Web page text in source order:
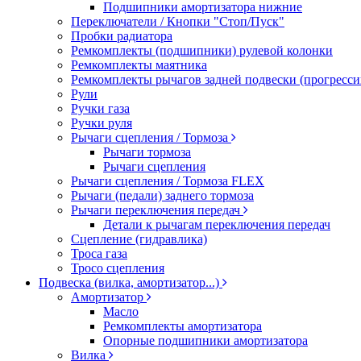
Подшипники амортизатора нижние
Переключатели / Кнопки "Стоп/Пуск"
Пробки радиатора
Ремкомплекты (подшипники) рулевой колонки
Ремкомплекты маятника
Ремкомплекты рычагов задней подвески
Рули
Ручки газа
Ручки руля
Рычаги сцепления / Тормоза
Рычаги тормоза
Рычаги сцепления
Рычаги сцепления / Тормоза FLEX
Рычаги (педали) заднего тормоза
Рычаги переключения передач
Детали к рычагам переключения передач
Сцепление (гидравлика)
Троса газа
Тросо сцепления
Подвеска (вилка, амортизатор...)
Амортизатор
Масло
Ремкомплекты амортизатора
Опорные подшипники амортизатора
Вилка